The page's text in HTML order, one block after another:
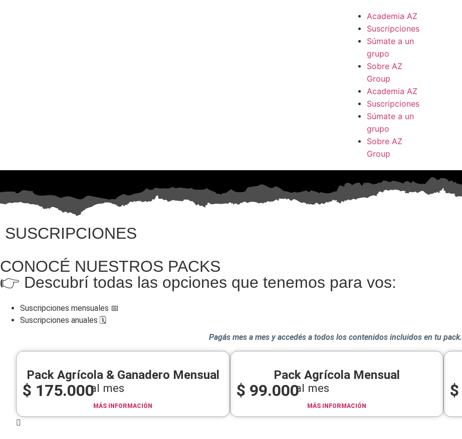
Academia AZ
Suscripciones
Súmate a un
grupo
Sobre AZ
Group
Academia AZ
Suscripciones
Súmate a un
grupo
Sobre AZ
Group
SUSCRIPCIONES
CONOCÉ NUESTROS PACKS
👉 Descubrí todas las opciones que tenemos para vos:
Suscripciones mensuales 📅
Suscripciones anuales 🗓️​
Pagás mes a mes y accedés a todos los contenidos incluidos en tu pack.
Pack Agrícola & Ganadero Mensual
$ 175.000al mes
MÁS INFORMACIÓN
Pack Agrícola Mensual
$ 99.000al mes
MÁS INFORMACIÓN
$